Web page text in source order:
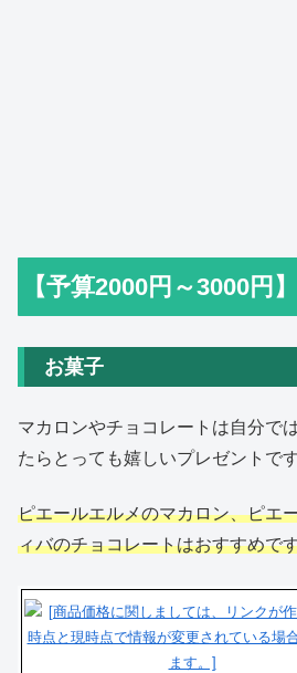
【予算2000円～3000円】
お菓子
マカロンやチョコレートは自分で
たらとっても嬉しいプレゼントで
ピエールエルメのマカロン、ピエ
ィバのチョコレートはおすすめで